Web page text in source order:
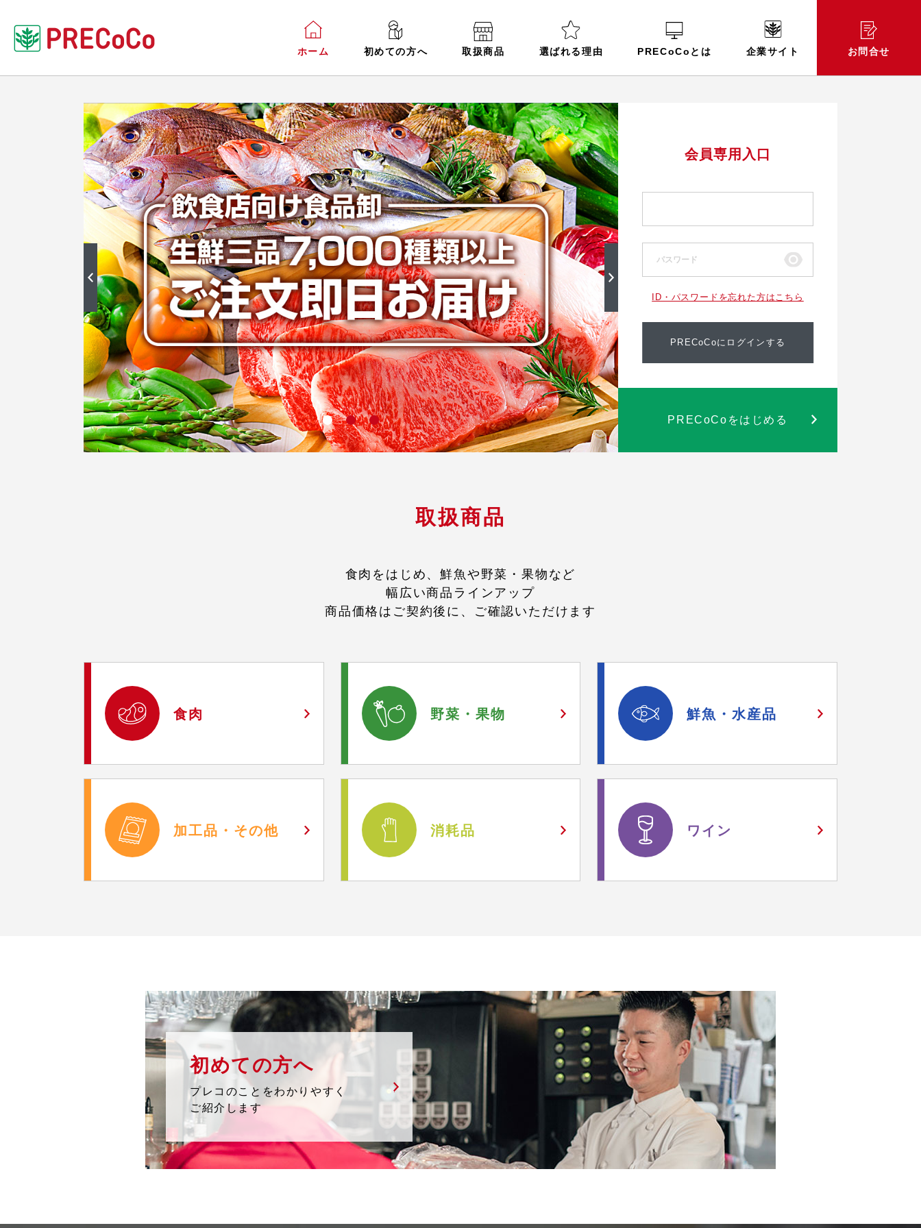
ホーム 初めての方へ 取扱商品 選ばれる理由 PRECoCoとは 企業サイト お問合せ
会員専用入口
ID・パスワードを忘れた方はこちら
PRECoCoにログインする
PRECoCoをはじめる
取扱商品
食肉をはじめ、鮮魚や野菜・果物など
幅広い商品ラインアップ
商品価格はご契約後に、ご確認いただけます
食肉 野菜・ 果物 鮮魚・水産品
加工品・ その他 消耗品 ワイン
初めての方へ
プレコのことをわかりやすく
ご紹介します